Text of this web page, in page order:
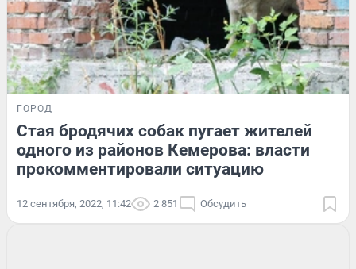
ГОРОД
Стая бродячих собак пугает жителей
одного из районов Кемерова: власти
прокомментировали ситуацию
12 сентября, 2022, 11:42 2 851 Обсудить